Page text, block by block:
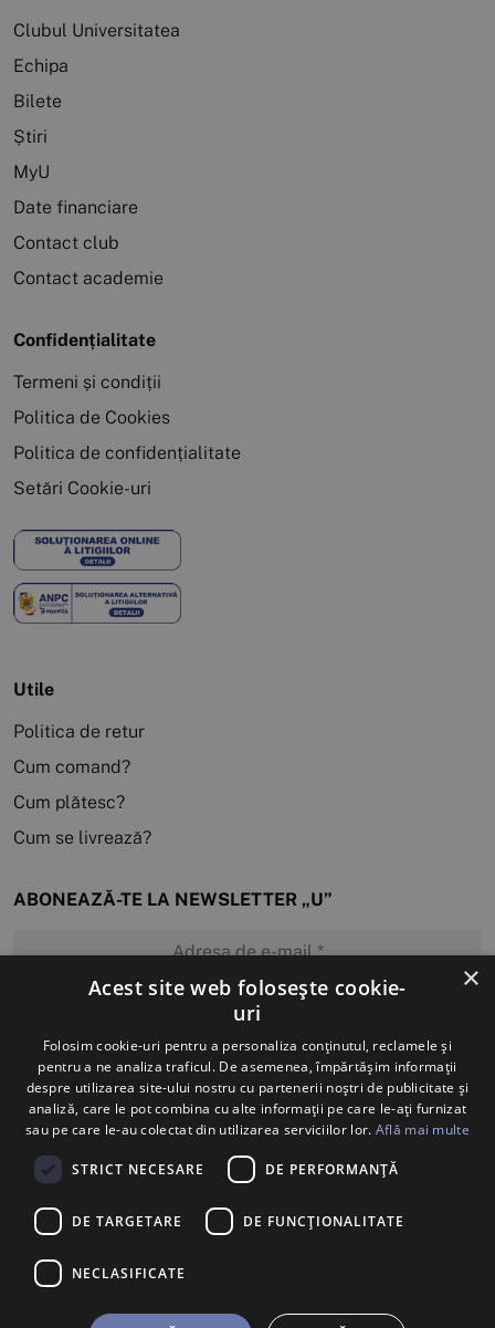
Clubul Universitatea
Echipa
Bilete
Știri
MyU
Date financiare
Contact club
Contact academie
Confidențialitate
Termeni și condiții
Politica de Cookies
Politica de confidențialitate
Setări Cookie-uri
Utile
Politica de retur
Cum comand?
Cum plătesc?
Cum se livrează?
ABONEAZĂ-TE LA NEWSLETTER „U”
MĂ ABONEZ
×
Acest site web folosește cookie-
uri
Folosim cookie-uri pentru a personaliza conținutul, reclamele și
pentru a ne analiza traficul. De asemenea, împărtășim informații
despre utilizarea site-ului nostru cu partenerii noștri de publicitate și
analiză, care le pot combina cu alte informații pe care le-ați furnizat
sau pe care le-au colectat din utilizarea serviciilor lor. Află mai multe
STRICT NECESARE DE PERFORMANȚĂ
DE TARGETARE DE FUNCŢIONALITATE
NECLASIFICATE